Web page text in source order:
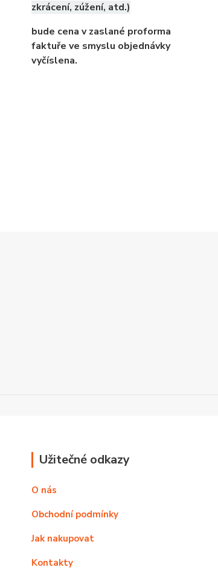
zkrácení, zúžení, atd.)
bude cena v zaslané proforma
faktuře ve smyslu objednávky
vyčíslena.
Užitečné odkazy
O nás
Obchodní podmínky
Jak nakupovat
Kontakty